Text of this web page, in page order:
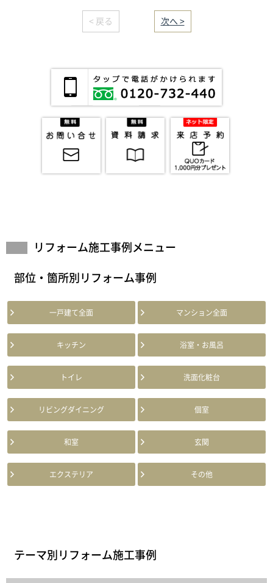
< 戻る 次へ >
リフォーム施工事例メニュー
部位・箇所別リフォーム事例
一戸建て全面 マンション全面
キッチン 浴室・お風呂
トイレ 洗面化粧台
リビングダイニング 個室
和室 玄関
エクステリア その他
テーマ別リフォーム施工事例